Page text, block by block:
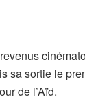
sa sortie le
de l’Aïd.